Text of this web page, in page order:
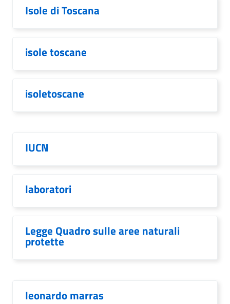
Isole di Toscana
isole toscane
isoletoscane
IUCN
laboratori
Legge Quadro sulle aree naturali
protette
leonardo marras